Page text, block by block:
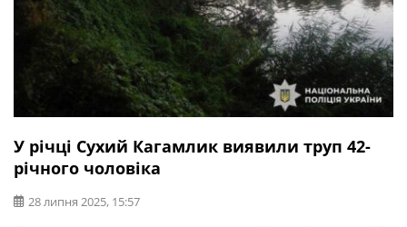
У річці Сухий Кагамлик виявили труп 42-
річного чоловіка
28 липня 2025, 15:57